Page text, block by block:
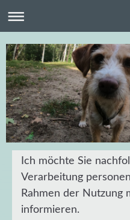
Ich möchte Sie
Verarbeitung
Rahmen der Nutzung
informieren.